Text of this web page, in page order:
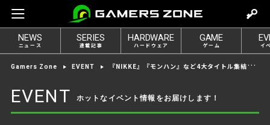
e
t
o
NEWS
ニュース
SERIES
連載記事
HARDWARE
ハードウェア
GAME
ゲーム イ
Gamers Zone EVENT 『NIKKE』『モンハン』など4大タイトル集結！TGS2025にLevel Infinite登場
EVENT ホットなイベント情報をお届けします！